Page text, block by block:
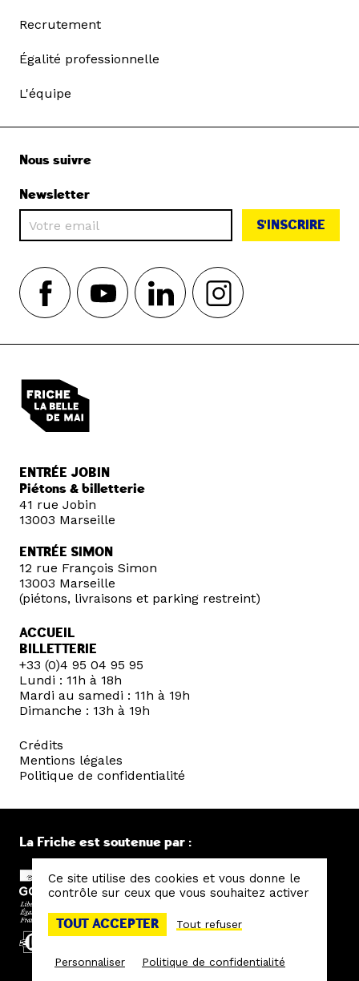
Recrutement
Égalité professionnelle
L'équipe
Nous suivre
Newsletter
S'INSCRIRE
ENTRÉE JOBIN
Piétons & billetterie
41 rue Jobin
13003 Marseille
ENTRÉE SIMON
12 rue François Simon
13003 Marseille
(piétons, livraisons et parking restreint)
ACCUEIL
BILLETTERIE
+33 (0)4 95 04 95 95
Lundi : 11h à 18h
Mardi au samedi : 11h à 19h
Dimanche : 13h à 19h
Crédits
Mentions légales
Politique de confidentialité
La Friche est soutenue par :
Ce site utilise des cookies et vous donne le
contrôle sur ceux que vous souhaitez activer
TOUT ACCEPTER Tout refuser
Personnaliser Politique de confidentialité